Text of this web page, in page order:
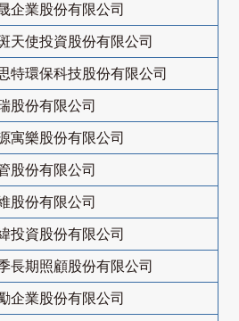
企業股份有限公司
天使投資股份有限公司
特環保科技股份有限公司
股份有限公司
寓樂股份有限公司
股份有限公司
股份有限公司
投資股份有限公司
長期照顧股份有限公司
企業股份有限公司